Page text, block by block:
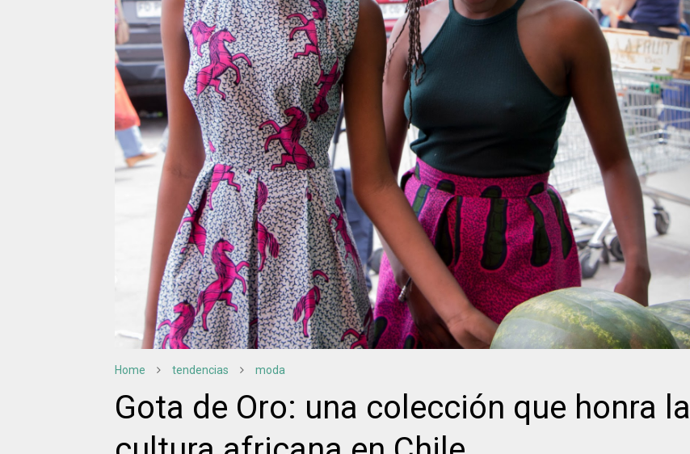
Home tendencias moda
Gota de Oro: una colección que honra la